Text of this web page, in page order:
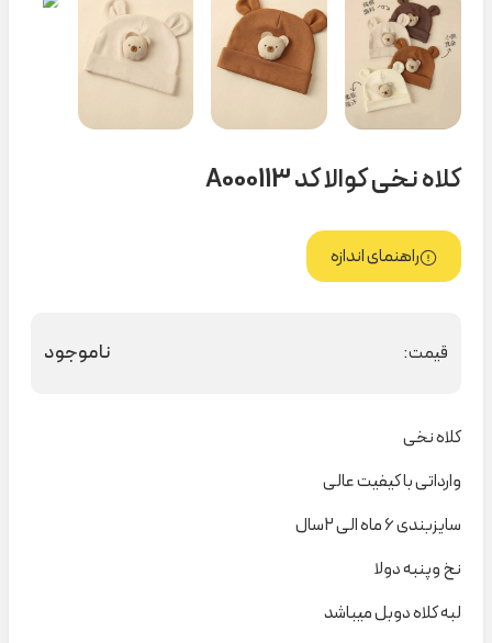
کلاه نخی کوالا کد A000113
راهنمای اندازه
قیمت: ناموجود
کلاه نخی
وارداتی با کیفیت عالی
سایزبندی ۶ ماه الی ۲سال
نخ و‌پنبه دولا
لبه کلاه دوبل میباشد